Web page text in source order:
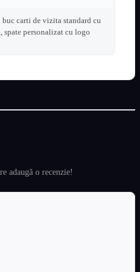
carti de vizita standard cu
spate personalizat cu logo
adaugă o recenzie!